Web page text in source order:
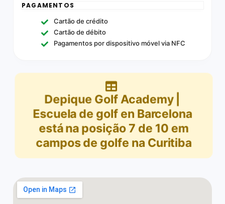
PAGAMENTOS
Cartão de crédito
Cartão de débito
Pagamentos por dispositivo móvel via NFC
Depique Golf Academy |
Escuela de golf en Barcelona
está na posição7 de 10 em
campos de golfe na Curitiba